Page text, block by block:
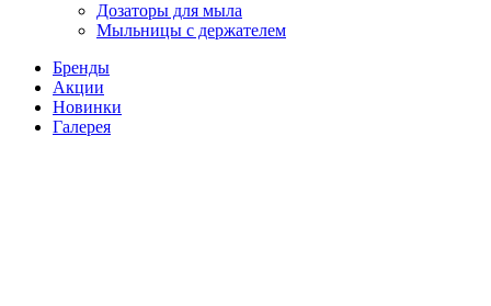
Дозаторы для мыла
Мыльницы с держателем
Бренды
Акции
Новинки
Галерея